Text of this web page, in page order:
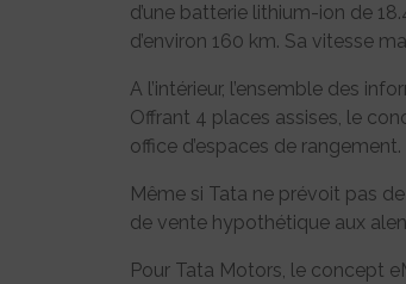
d’une batterie lithium-ion de
d’environ 160 km. Sa vitesse
A l’intérieur, l’ensemble des
Offrant 4 places assises, le
office d’espaces de rangement.
Même si Tata ne prévoit pas
de vente hypothétique aux
Pour Tata Motors, le concept